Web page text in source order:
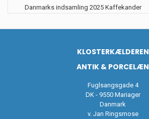
Danmarks indsamling 2025 Kaffekander
KLOSTERKÆLDEREN
ANTIK & PORCELÆN
Fuglsangsgade 4
DK - 9550 Mariager
Danmark
v. Jan Ringsmose